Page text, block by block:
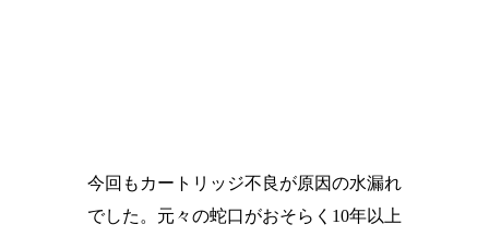
今回もカートリッジ不良が原因の水漏れ
でした。元々の蛇口がおそらく10年以上